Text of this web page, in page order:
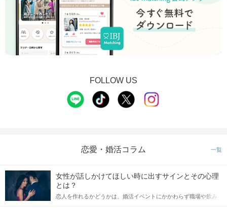
FOLLOW US
恋愛・婚活コラム 一覧
女性が話しかけてほしい時に出すサインとその心理
とは？
恋人を作れるかどうかは、婚活イベントにかかわらず職場や飲み